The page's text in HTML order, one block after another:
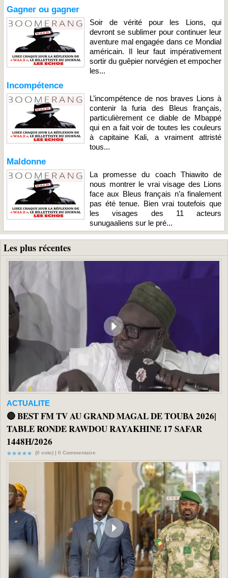
Gagner ou gagner
Soir de vérité pour les Lions, qui
devront se sublimer pour continuer leur
aventure mal engagée dans ce Mondial
américain. Il leur faut impérativement
sortir du guêpier norvégien et empocher
les...
Incompétence
L’incompétence de nos braves Lions à
contenir la furia des Bleus français,
particulièrement ce diable de Mbappé
qui en a fait voir de toutes les couleurs
à capitaine Kali, a vraiment attristé
tous...
Maldonne
La promesse du coach Thiawito de
nous montrer le vrai visage des Lions
face aux Bleus français n’a finalement
pas été tenue. Bien vrai toutefois que
les visages des 11 acteurs
sunugaaliens sur le pré...
Les plus récentes
ACTUALITE
🔴 BEST FM TV AU GRAND MAGAL DE TOUBA 2026|
TABLE RONDE RAWDOU RAYAKHINE 17 SAFAR
1448H/2026
(0 vote) | 0 Commentaire